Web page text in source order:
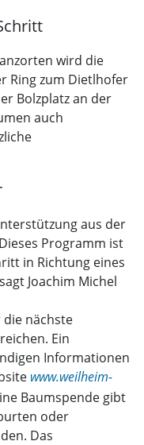
wird die
Ring zum Dietlhofer
Bolzplatz an der
auch
aus der
Programm ist
in Richtung eines
Joachim Michel
die nächste
Ein
Informationen
www.weilheim-
Baumspende gibt
oder
Das